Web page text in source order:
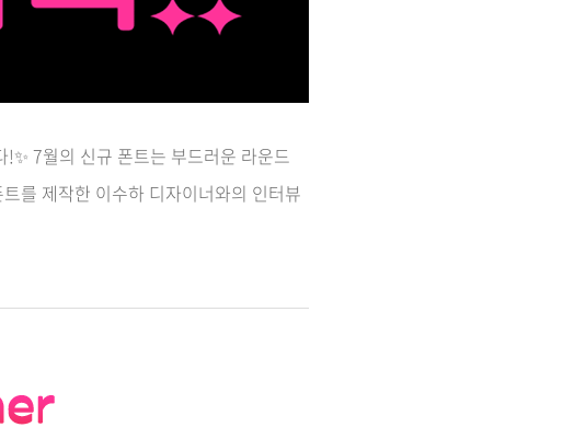
!✨ 7월의 신규 폰트는 부드러운 라운드
를 제작한 이수하 디자이너와의 인터뷰